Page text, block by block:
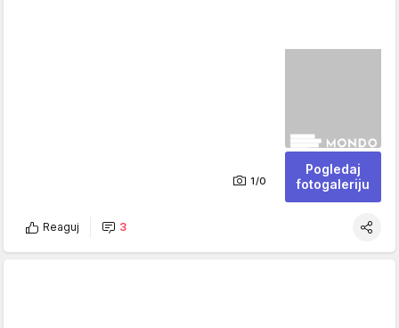
1/0
Pogledaj
fotogaleriju
Reaguj 3